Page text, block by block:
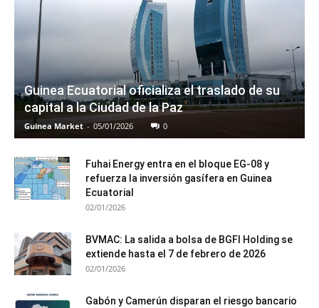
Guinea Ecuatorial oficializa el traslado de su
capital a la Ciudad de la Paz
Guinea Market - 05/01/2026 0
Fuhai Energy entra en el bloque EG-08 y
refuerza la inversión gasífera en Guinea
Ecuatorial
02/01/2026
BVMAC: La salida a bolsa de BGFI Holding se
extiende hasta el 7 de febrero de 2026
02/01/2026
Gabón y Camerún disparan el riesgo bancario